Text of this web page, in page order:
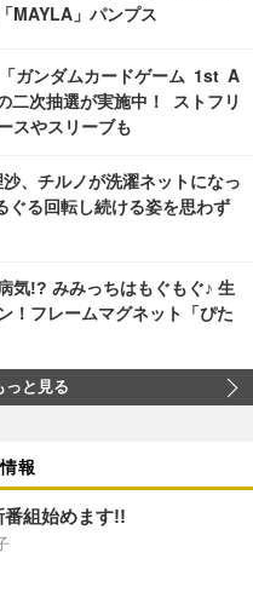
MAYLA」パンプス
ガンダムカードゲーム 1st A
次抽選が実施中！ ストフリ
スやスリーブも
、チルノが洗濯ネットになっ
ぐる回転し続ける姿を思わず
気!? みみっちはもぐもぐ♪ 生
！フレームマグネット「ぴた
っと見る
報
組始めます!!